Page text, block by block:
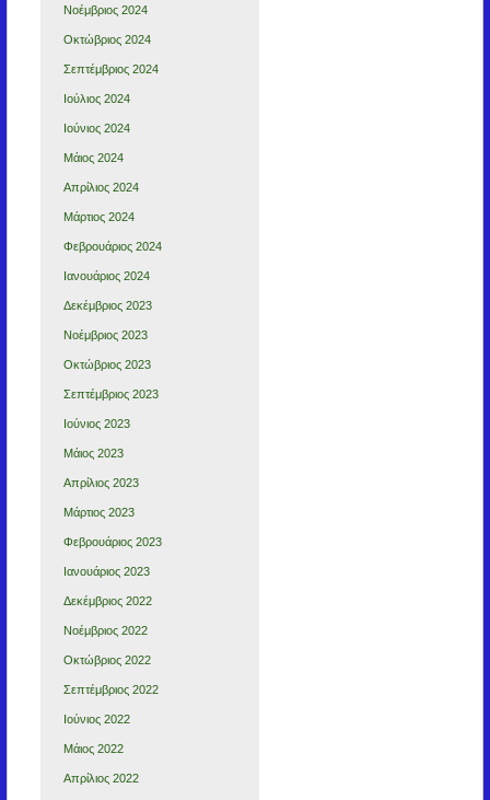
Νοέμβριος 2024
Οκτώβριος 2024
Σεπτέμβριος 2024
Ιούλιος 2024
Ιούνιος 2024
Μάιος 2024
Απρίλιος 2024
Μάρτιος 2024
Φεβρουάριος 2024
Ιανουάριος 2024
Δεκέμβριος 2023
Νοέμβριος 2023
Οκτώβριος 2023
Σεπτέμβριος 2023
Ιούνιος 2023
Μάιος 2023
Απρίλιος 2023
Μάρτιος 2023
Φεβρουάριος 2023
Ιανουάριος 2023
Δεκέμβριος 2022
Νοέμβριος 2022
Οκτώβριος 2022
Σεπτέμβριος 2022
Ιούνιος 2022
Μάιος 2022
Απρίλιος 2022